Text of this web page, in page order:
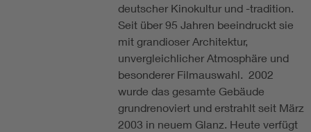
deutscher Kinokultur und -tradition.
Seit über 95 Jahren beeindruckt sie
mit grandioser Architektur,
unvergleichlicher Atmosphäre und
besonderer Filmauswahl. 2002
wurde das gesamte Gebäude
grundrenoviert und erstrahlt seit März
2003 in neuem Glanz. Heute verfügt